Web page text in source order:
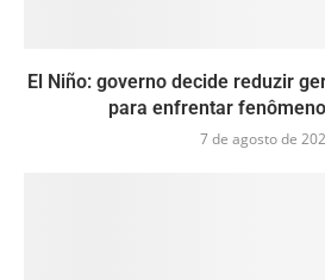
El Niño: governo decide reduzir
para enfrentar
7 de agosto de